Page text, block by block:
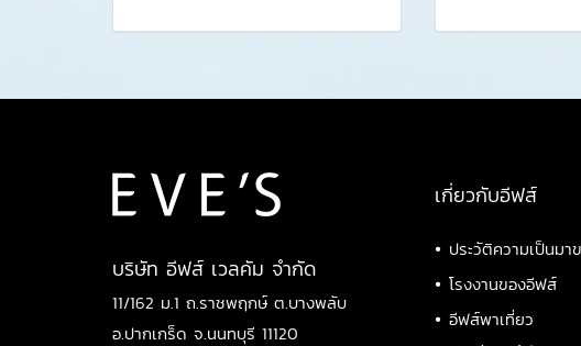
บริษัท อีฟส์ เวลคัม จำกัด
11/162 ม.1 ถ.ราชพฤกษ์ ต.บางพลับ
อ.ปากเกร็ด จ.นนทบุรี 11120
เกี่ยวกับอีฟส์
• ประวัติความเป็นม
• โรงงานของอีฟส์
• อีฟส์พาเที่ยว